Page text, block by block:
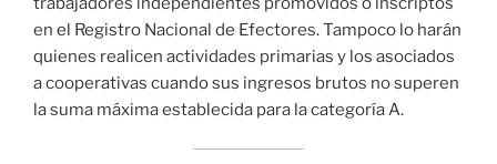
en el Registro Nacional de Efectores. Tampoco lo harán
quienes realicen actividades primarias y los asociados
a cooperativas cuando sus ingresos brutos no superen
la suma máxima establecida para la categoría A.